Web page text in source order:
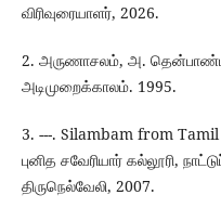
விரிவுரையாளர், 2026.
2. அருணாசலம், அ.
அடிமுறைக்காலம். 1995.
3. ---. Silambam from
புனித சவேரியார் கல்லூரி,
திருநெல்வேலி, 2007.